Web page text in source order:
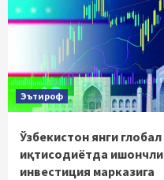
Эътироф
Ўзбекистон янги глобал
иқтисодиётда ишончли
инвестиция марказига